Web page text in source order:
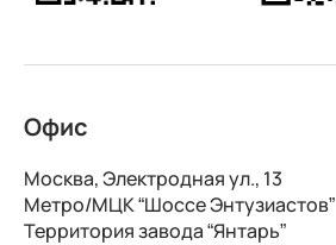
Офис
Москва, Электродная ул., 13
Метро/МЦК “Шоссе Энтузиастов”
Территория завода “Янтарь”